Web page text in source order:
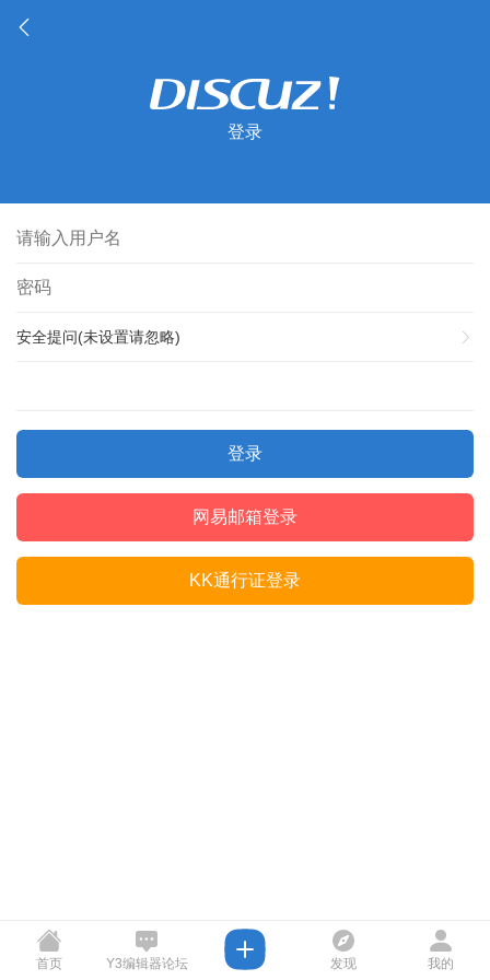
登录
安全提问(未设置请忽略)
登录
网易邮箱登录
KK通行证登录
首页 Y3编辑器论坛 发现 我的